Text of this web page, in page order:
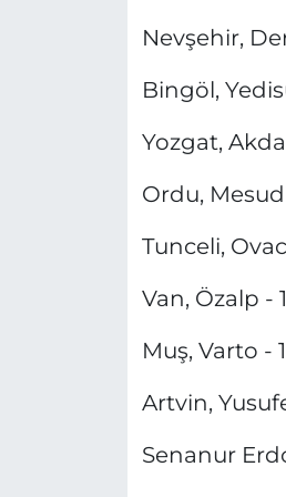
Nevşehir,
Bingöl,
Yozgat,
Ordu,
Tunceli,
Van, Özalp -
Muş, Varto -
Artvin,
Senanur